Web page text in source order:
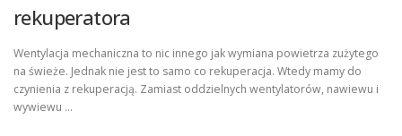
rekuperatora
Wentylacja mechaniczna to nic innego jak wymiana powietrza zużytego
na świeże. Jednak nie jest to samo co rekuperacja. Wtedy mamy do
czynienia z rekuperacją. Zamiast oddzielnych wentylatorów, nawiewu i
wywiewu …